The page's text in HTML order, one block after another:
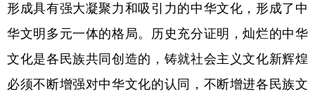
形成具有强大凝聚力和吸引力的中华文化，形成了中
华文明多元一体的格局。历史充分证明，灿烂的中华
文化是各民族共同创造的，铸就社会主义文化新辉煌
必须不断增强对中华文化的认同，不断增进各民族文